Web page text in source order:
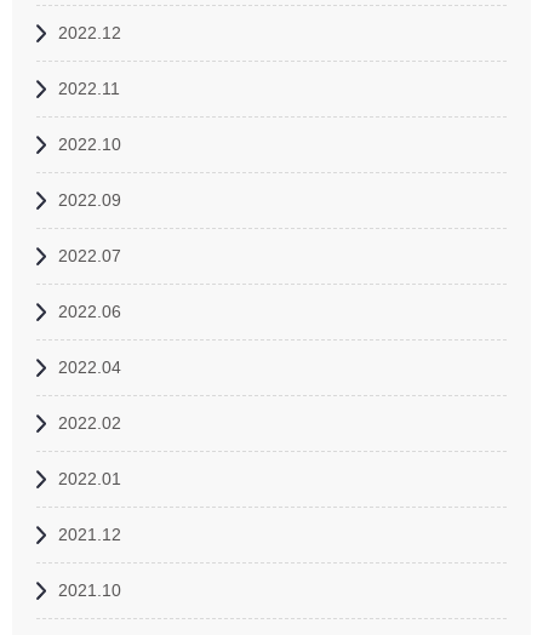
2022.12
2022.11
2022.10
2022.09
2022.07
2022.06
2022.04
2022.02
2022.01
2021.12
2021.10